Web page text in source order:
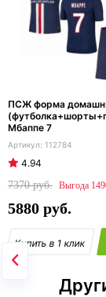
ПСЖ форма
Мбаппе 7
112784
4.94
7370
5880